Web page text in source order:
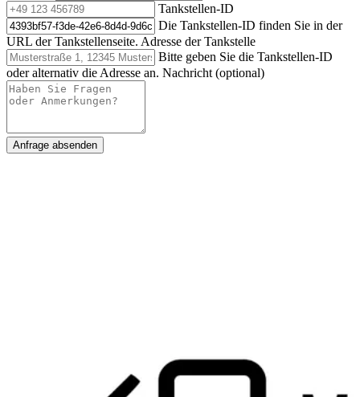
Tankstellen-ID
Die Tankstellen-ID finden Sie in der
URL der Tankstellenseite. Adresse der Tankstelle
Bitte geben Sie die Tankstellen-ID
oder alternativ die Adresse an. Nachricht (optional)
Anfrage absenden